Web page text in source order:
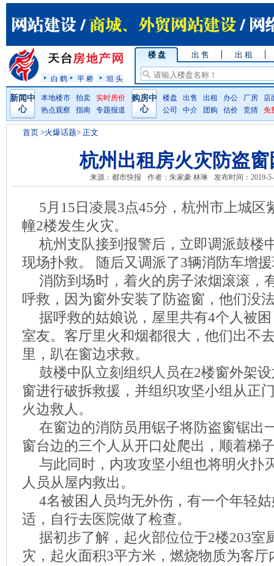
白 鹤 平 桥 坦 头
楼 盘 出 售 出 租
新闻中
心
本地楼市 拍卖
实时房价
热点观察
指南 专题报道
购房中
心
楼盘 出售 出租 办公 厂房
店
公司
中介 团购 估价 竞猜 免
首页 >火爆话题> 正文
杭州出租房火灾防盗
来源：都市快报 作者：朱家豪 林琳 发布时间：2019-
5月15日凌晨3点45分，杭州市上城区
幢2楼发生火灾。
杭州支队接到报警后，立即调派鼓楼
现场扑救。 随后又调派了3辆消防车增
消防到场时，着火的房子浓烟滚滚，
呼救，因为窗外安装了防盗窗，他们没
据呼救的姑娘说，屋里共有4个人被
室友。客厅里火和烟都很大，他们出不
里，趴在窗边求救。
鼓楼中队立刻组织人员在2楼窗外架
窗进行破拆救援，并组织攻坚小组从正
火边救人。
在窗边的消防员用锯子将防盗窗锯出
窗台边的三个人从开口处爬出，顺着梯
与此同时，内攻攻坚小组也将明火扑
人员从屋内救出。
4名被困人员均无外伤，有一个年轻
适，自行去医院做了检查。
据初步了解，起火部位位于2楼203室
灾，起火面积3平方米，燃烧物质为客